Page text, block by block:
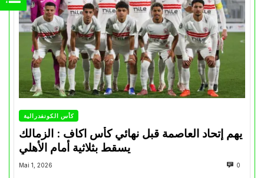
كأس الكونفدرالية
يهم إتحاد العاصمة قبل نهائي كأس اكاف : الزمالك
Mai 1, 2026 0